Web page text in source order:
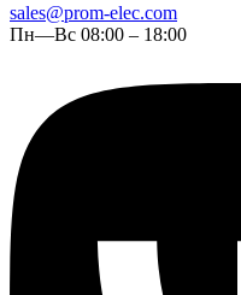
sales@prom-elec.com
Пн—Вс 08:00 – 18:00